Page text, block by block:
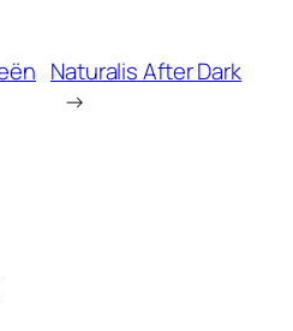
Naturalis After Dark
→